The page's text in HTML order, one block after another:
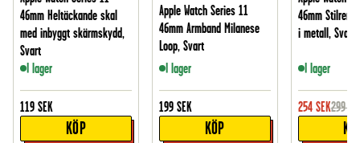
46mm Heltäckande skal
med inbyggt skärmskydd,
Svart
I lager
119 SEK
KÖP
Apple Watch Series 11
46mm Armband Milanese
Loop, Svart
I lager
199 SEK
KÖP
46mm Stilrent
i metall, Svart
I lager
254 SEK299